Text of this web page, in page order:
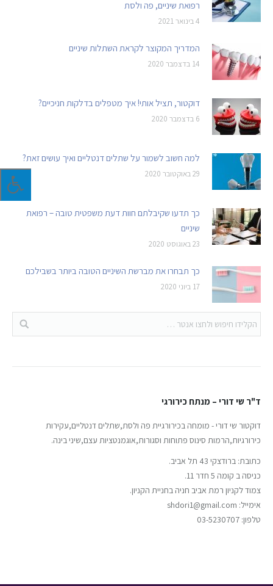
רפואת שיניים, פה ולסת
4 בינואר 2021
המדריך המקוצר לקראת השתלות שיניים
14 בדצמבר 2020
דוקטור, תציל אותי! איך מטפלים בדלקות חניכיים?
6 בדצמבר 2020
למה חשוב לשמור על שתלים דנטליים ואיך עושים זאת?
29 באוקטובר 2020
כך תדעו שקיבלתם חוות דעת משפטית טובה – רפואת
שיניים
23 באוגוסט 2020
כך תבחרו את מברשת השיניים הטובה ביותר בשבילכם
17 ביוני 2020
ד"ר שי דורי – מנתח כירורגי
דוקטור שי דורי - מומחה בכירורגיית פה ולסת,שתלים דנטליים,עקירות
כירורגיות,הרמות סינוס פתוחות וסגורות,אוגמנטציות עצם,שיני בינה.
כתובת: ברודצקי 43 תל אביב.
כניסה ב קומה 5 חדר 11.
צמוד לקניון רמת אביב חניה בחניית הקניון.
אימייל: shdori1@gmail.com
טלפון: 03-5230707